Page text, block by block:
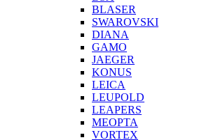
BLASER
SWAROVSKI
DIANA
GAMO
JAEGER
KONUS
LEICA
LEUPOLD
LEAPERS
MEOPTA
VORTEX